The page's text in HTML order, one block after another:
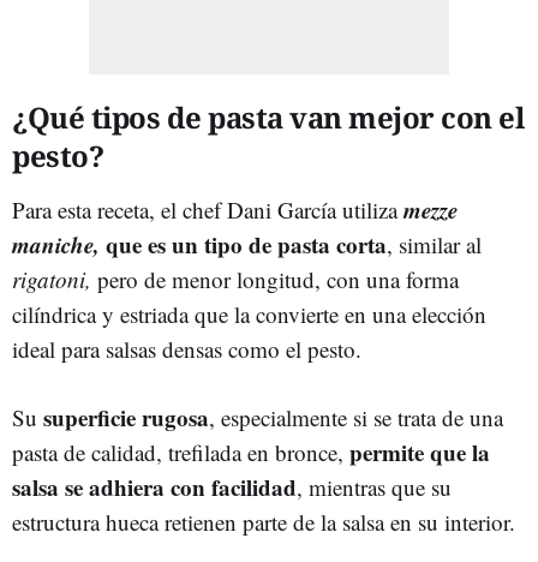
¿Qué tipos de pasta van mejor con el
pesto?
Para esta receta, el chef Dani García utiliza mezze
maniche, que es un tipo de pasta corta, similar al
rigatoni, pero de menor longitud, con una forma
cilíndrica y estriada que la convierte en una elección
ideal para salsas densas como el pesto.
Su superficie rugosa, especialmente si se trata de una
pasta de calidad, trefilada en bronce, permite que la
salsa se adhiera con facilidad, mientras que su
estructura hueca retienen parte de la salsa en su interior.